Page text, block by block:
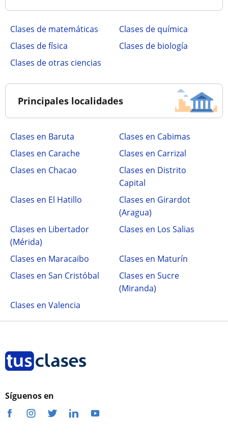
Clases de matemáticas
Clases de química
Clases de física
Clases de biología
Clases de otras ciencias
Principales localidades
Clases en Baruta
Clases en Cabimas
Clases en Carache
Clases en Carrizal
Clases en Chacao
Clases en Distrito
Capital
Clases en El Hatillo
Clases en Girardot
(Aragua)
Clases en Libertador
(Mérida)
Clases en Los Salias
Clases en Maracaibo
Clases en Maturín
Clases en San Cristóbal
Clases en Sucre
(Miranda)
Clases en Valencia
Síguenos en